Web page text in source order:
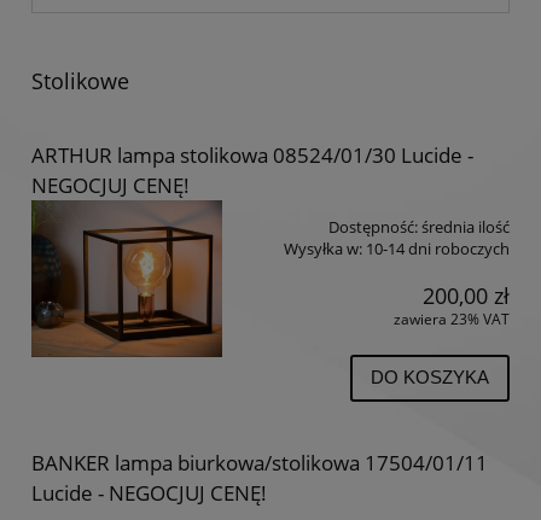
Stolikowe
ARTHUR lampa stolikowa 08524/01/30 Lucide -
NEGOCJUJ CENĘ!
Dostępność:średnia ilość
Wysyłka w: 10-14 dni roboczych
200,00 zł
zawiera 23% VAT
DO KOSZYKA
BANKER lampa biurkowa/stolikowa 17504/01/11
Lucide - NEGOCJUJ CENĘ!